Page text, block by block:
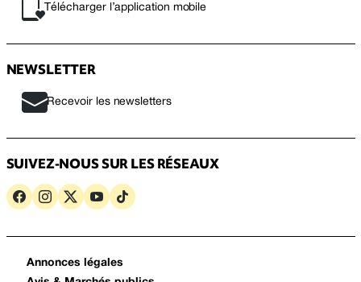
Télécharger l’application mobile
NEWSLETTER
Recevoir les newsletters
SUIVEZ-NOUS SUR LES RÉSEAUX
Annonces légales